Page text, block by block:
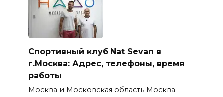
Спортивный клуб Nat Sevan в
г.Москва: Адрес, телефоны, время
работы
Москва и Московская область Москва